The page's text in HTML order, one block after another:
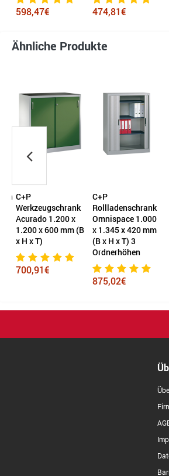
474,81€
Ähnliche Produkte
C+P
Rollladenschrank
Omnispace 1.000
x 1.345 x 420 mm
(B x H x T) 3
Ordnerhöhen
Aufsatzschrank
endless 1.600 x
736 x 442 mm (B x
H x T) 2
Ordnerhöhen
455,75€